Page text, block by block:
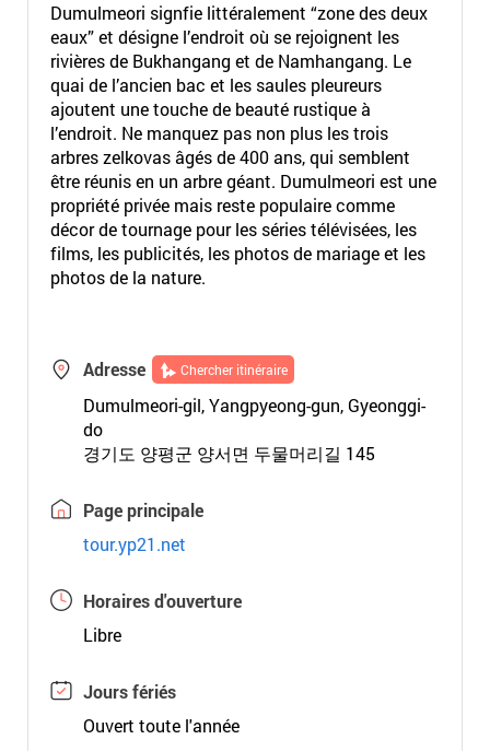
Dumulmeori signfie littéralement “zone des deux
eaux” et désigne l’endroit où se rejoignent les
rivières de Bukhangang et de Namhangang. Le
quai de l’ancien bac et les saules pleureurs
ajoutent une touche de beauté rustique à
l’endroit. Ne manquez pas non plus les trois
arbres zelkovas âgés de 400 ans, qui semblent
être réunis en un arbre géant. Dumulmeori est une
propriété privée mais reste populaire comme
décor de tournage pour les séries télévisées, les
films, les publicités, les photos de mariage et les
photos de la nature.
Adresse Chercher itinéraire
Dumulmeori-gil, Yangpyeong-gun, Gyeonggi-
do
경기도 양평군 양서면 두물머리길 145
Page principale
tour.yp21.net
Horaires d'ouverture
Libre
Jours fériés
Ouvert toute l'année